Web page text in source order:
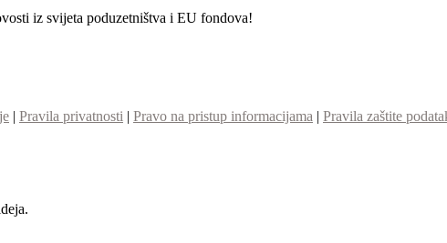
iz svijeta poduzetništva i EU fondova!
| Pravila privatnosti | Pravo na pristup informacijama | Pravila zaštite